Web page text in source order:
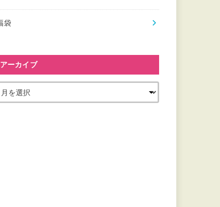
袋
アーカイブ